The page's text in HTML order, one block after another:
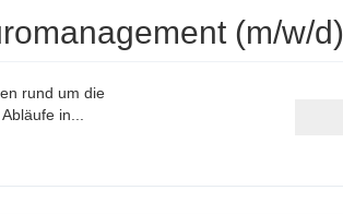
(m/w/d)
rund um die
in...